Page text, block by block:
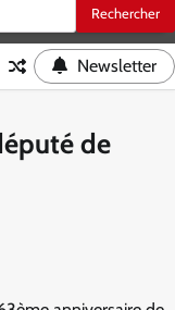
Newsletter
de